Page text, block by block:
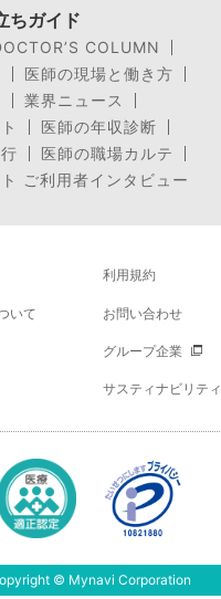
ちガイド
COLUMN
医師の現場と働き方
業界ニュース
医師の年収診断
医師の職場カルテ
ご利用者インタビュー
利用規約
いて お問い合わせ
グループ企業
サスティナビリティ
© Mynavi Corporation